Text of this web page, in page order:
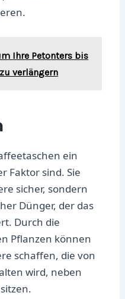
Ihre Petonters bis
verlängern
ein
Faktor sind. Sie
sicher, sondern
Dünger, der das
Durch die
Pflanzen können
schaffen, die von
wird, neben